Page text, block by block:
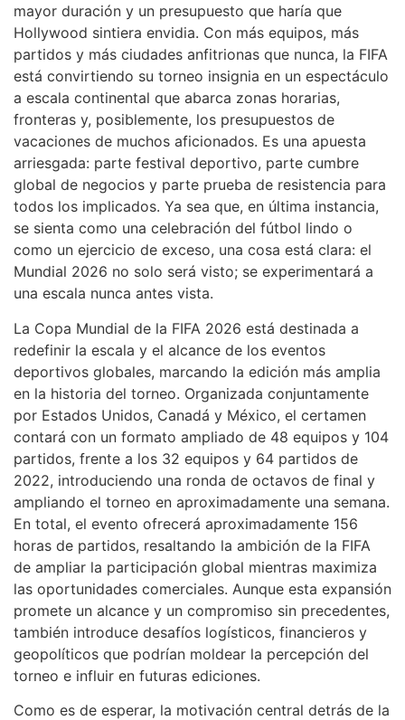
mayor duración y un presupuesto que haría que
Hollywood sintiera envidia. Con más equipos, más
partidos y más ciudades anfitrionas que nunca, la FIFA
está convirtiendo su torneo insignia en un espectáculo
a escala continental que abarca zonas horarias,
fronteras y, posiblemente, los presupuestos de
vacaciones de muchos aficionados. Es una apuesta
arriesgada: parte festival deportivo, parte cumbre
global de negocios y parte prueba de resistencia para
todos los implicados. Ya sea que, en última instancia,
se sienta como una celebración del fútbol lindo o
como un ejercicio de exceso, una cosa está clara: el
Mundial 2026 no solo será visto; se experimentará a
una escala nunca antes vista.
La Copa Mundial de la FIFA 2026 está destinada a
redefinir la escala y el alcance de los eventos
deportivos globales, marcando la edición más amplia
en la historia del torneo. Organizada conjuntamente
por Estados Unidos, Canadá y México, el certamen
contará con un formato ampliado de 48 equipos y 104
partidos, frente a los 32 equipos y 64 partidos de
2022, introduciendo una ronda de octavos de final y
ampliando el torneo en aproximadamente una semana.
En total, el evento ofrecerá aproximadamente 156
horas de partidos, resaltando la ambición de la FIFA
de ampliar la participación global mientras maximiza
las oportunidades comerciales. Aunque esta expansión
promete un alcance y un compromiso sin precedentes,
también introduce desafíos logísticos, financieros y
geopolíticos que podrían moldear la percepción del
torneo e influir en futuras ediciones.
Como es de esperar, la motivación central detrás de la